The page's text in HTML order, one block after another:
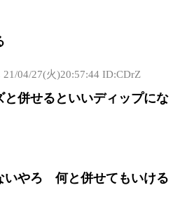
21/04/27(火)20:57:44 ID:CDrZ
併せるといいディップにな
いやろ 何と併せてもいける